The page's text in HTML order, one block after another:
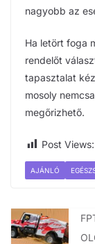
nagyobb az
Ha letört foga
rendelőt
tapasztalat
mosoly
megőrizhető.
Post Views:
AJÁNLÓ